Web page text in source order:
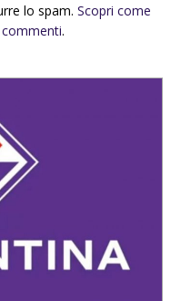
lo spam. Scopri come
.